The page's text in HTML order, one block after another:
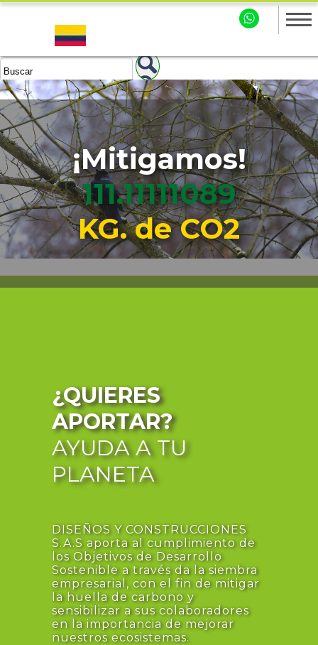
¡Mitigamos!
111.11111090
KG. de CO2
¿QUIERES
APORTAR?
AYUDA A TU
PLANETA
DISEÑOS Y CONSTRUCCIONES
S.A.S aporta al cumplimiento de
los Objetivos de Desarrollo
Sostenible a través da la siembra
empresarial, con el fin de mitigar
la huella de carbono y
sensibilizar a sus colaboradores
en la importancia de mejorar
nuestros ecosistemas.